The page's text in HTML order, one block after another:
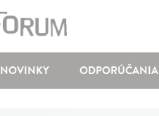
NOVINKY ODPORÚČANIA